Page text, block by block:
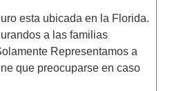
esta ubicada en la Florida.
a las familias
Representamos a
que preocuparse en caso